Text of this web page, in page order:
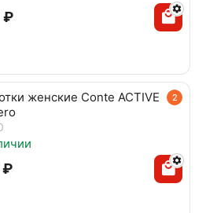
₽
2
женские Conte ACTIVE
₽